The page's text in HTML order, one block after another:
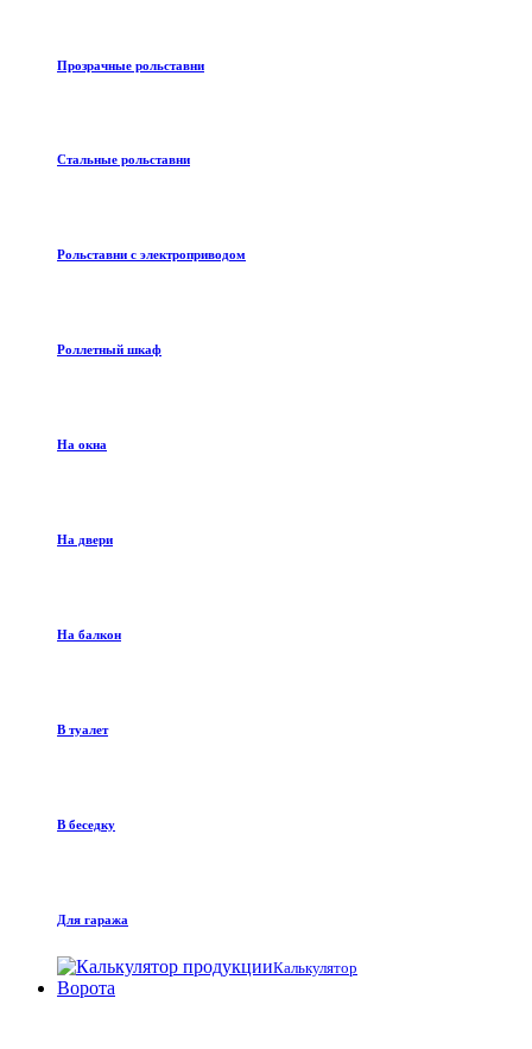
Прозрачные рольставни
Стальные рольставни
Рольставни с электроприводом
Роллетный шкаф
На окна
На двери
На балкон
В туалет
В беседку
Для гаража
Калькулятор
Ворота